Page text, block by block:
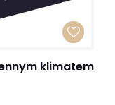
klimatem